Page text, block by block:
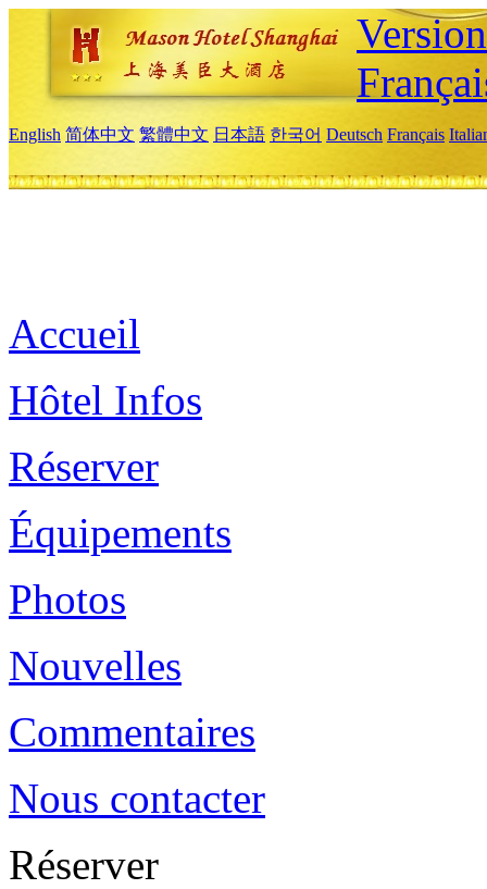
English 简体中文 繁體中文 日本語 한국어 Deutsch Français
Accueil
Hôtel Infos
Réserver
Équipements
Photos
Nouvelles
Commentaires
Nous contacter
Réserver